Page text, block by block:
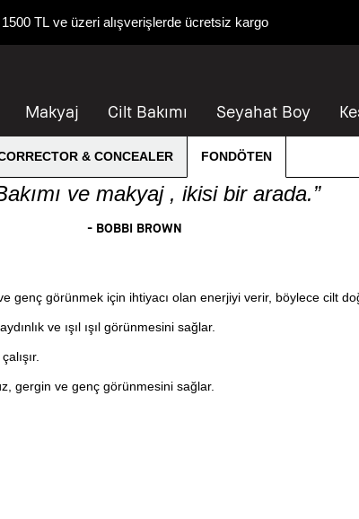
1500 TL ve üzeri alışverişlerde ücretsiz kargo
Makyaj Cilt Bakımı Seyahat Boy
& CONCEALER FONDÖTEN
ve makyaj , ikisi bir arada.”
- BOBBI BROWN
genç görünmek için ihtiyacı olan enerjiyi verir, böylece cilt
ve ışıl ışıl görünmesini sağlar.
gergin ve genç görünmesini sağlar.